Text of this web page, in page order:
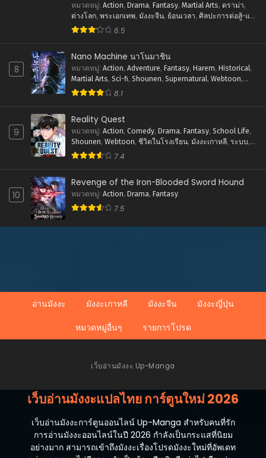
ตุลาคม 8, 2023
ตุลาคม 8, 2023
ตอนที่ 15
ตุลาคม 8, 2023
ตอนที่ 14
ตุลาคม 8, 2023
ตอนที่ 13
ตุลาคม 8, 2023
ตอนที่ 12
ตุลาคม 8, 2023
ตอนที่ 11
ตอนที่ 9
ตุลาคม 8, 2023
ตุลาคม 8, 2023
ตอนที่ 6
ตอนที่ 5
ตุลาคม 8, 2023
หมวดหมู่: Action, Drama, Fantasy, Martial Arts, ดราม่า,
ต่างโลก, พระเอกเทพ, มังงะจีน, ย้อนเวลา, ศิลปะการต่อสู้-แอ
คชั่น,แฟนตาซี6.5
8
Nano Machine นาโนมาชิน
หมวดหมู่: Action, Adventure, Fantasy, Harem, Historical,
Martial Arts, Sci-fi, Shounen, Supernatural, Webtoon,
ชีวิตในโรงเรียน ,
8.1
9
Reality Quest
หมวดหมู่: Action, Comedy, Drama, Fantasy, School Life,
Shounen, Webtoon, ชีวิตในโรงเรียน, มังงะเกาหลี, ระบบ,
ศิลปะการต่อสู้-แอคชั่น
7.4
10
Revenge of the Iron-Blooded Sword Hound
หมวดหมู่: Action, Drama, Fantasy
7.5
อ่านมังงะ มังงะเกาหลี มังงะจีน
มังงะญี่ปุ่น
หมวดหมู่อื่นๆ
รายการโปรด
เว็บอ่านมังงะ Up-Manga
เว็บอ่านมังงะแปลไทย การ์ตูนใหม่ 2026
เว็บอ่านมังงะการ์ตูนออนไลน์ Up-Manga สำหรับคนที่รัก
การอ่านมังงะออนไลน์ในปี 2026 กำลังเป็นกระแสที่นิยม
อย่างมาก สามารถเข้าถึงมังงะเรื่องโปรดมังงะใหม่ที่อัพเดท